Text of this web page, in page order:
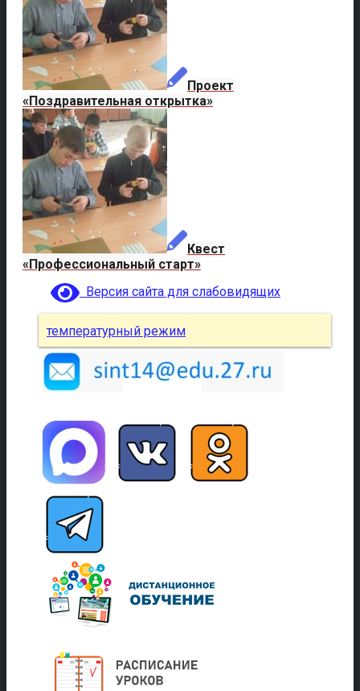
Проект
«Поздравительная открытка»
Квест
«Профессиональный старт»
Версия сайта для слабовидящих
температурный режим